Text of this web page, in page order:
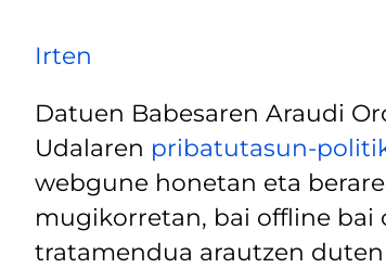
Irten
Datuen Babesaren Araudi
Udalaren pribatutasun-
webgune honetan eta
mugikorretan, bai offline bai
tratamendua arautzen